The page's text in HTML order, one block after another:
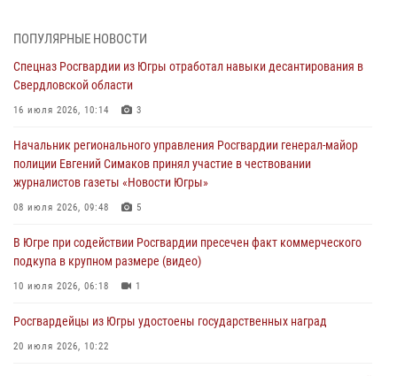
В Югре ОМОН Росгвардии оказал содействие ГИБДД в выявлении
05 августа 2026, 11:14
В Югре сотрудники вневедомственной охраны Росгвардии пресекли
05 августа 2026, 05:56
Генерал-полковник Юрий Аверин выступил на Всероссийском
молодёжном образовательном форуме «Территория смыслов»
Ключевые события Росгвардии: итоги недели с 27 июля по 2
августа (видео)
ПОПУЛЯРНЫЕ НОВОСТИ
Спецназ Росгвардии из Югры отработал навыки десантирования в
Свердловской области
16 июля 2026, 10:14 3
Начальник регионального управления Росгвардии генерал-майор
полиции Евгений Симаков принял участие в чествовании
журналистов газеты «Новости Югры»
08 июля 2026, 09:48 5
В Югре при содействии Росгвардии пресечен факт коммерческого
подкупа в крупном размере (видео)
10 июля 2026, 06:18 1
Росгвардейцы из Югры удостоены государственных наград
20 июля 2026, 10:22